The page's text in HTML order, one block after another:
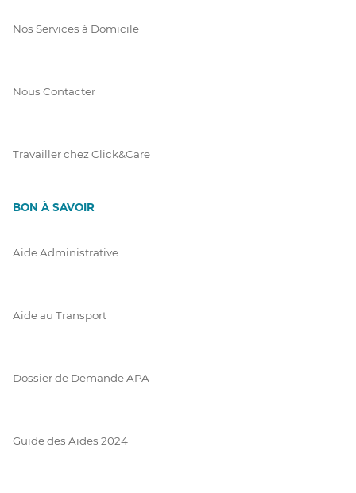
Nos Services à Domicile
Nous Contacter
Travailler chez Click&Care
BON À SAVOIR
Aide Administrative
Aide au Transport
Dossier de Demande APA
Guide des Aides 2024